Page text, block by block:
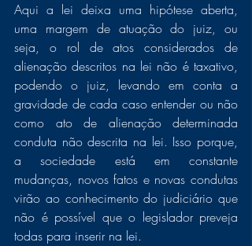
Aqui a lei deixa uma hipótese aberta,
uma margem de atuação do juiz, ou
seja, o rol de atos considerados de
alienação descritos na lei não é taxativo,
podendo o juiz, levando em conta a
gravidade de cada caso entender ou não
como ato de alienação determinada
conduta não descrita na lei. Isso porque,
a sociedade está em constante
mudanças, novos fatos e novas condutas
virão ao conhecimento do judiciário que
não é possível que o legislador preveja
todas para inserir na lei.